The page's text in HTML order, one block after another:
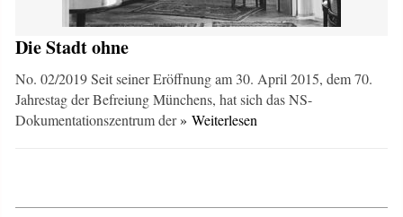
Die Stadt ohne
No. 02/2019 Seit seiner Eröffnung am 30. April 2015, dem 70.
Jahrestag der Befreiung Münchens, hat sich das NS-
Dokumentationszentrum der» Weiterlesen